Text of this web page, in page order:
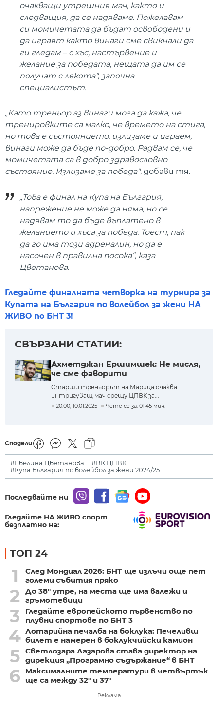
очакващи утрешния мач, както и
следващия, да се надяваме. Пожелавам
си момичетата да бъдат освободени и
да играят както винаги сме свикнали да
ги гледам – с хъс, настървение и
желание за победата, нещата да им се
получат с лекота", започна
специалистът.
„Като треньор аз винаги мога да кажа, че
тренировките са малко, че времето на стига,
но това е състоянието, излизаме и играем,
винаги може да бъде по-добро. Радвам се, че
момичетата са в добро здравословно
състояние. Излизаме за победа", добави тя.
„Това е финал на Купа на България,
напрежение не може да няма, но се
надявам то да бъде въплатено в
желанието и хъса за победа. Тоест, пак
да го има този адреналин, но да е
насочен в правилна посока“, каза
Цветанова.
Гледайте финалната четворка на турнира за
Купата на България по волейбол за жени НА
ЖИВО по БНТ 3!
СВЪРЗАНИ СТАТИИ:
Ахметджан Ершимшек: Не мисля,
че сме фаворити
Старши треньорът на Марица очаква
интригуващ мач срещу ЦПВК за...
20:00, 10.01.2025 Чете се за: 01:45 мин.
Сподели
#Евелина Цветанова
#ВК ЦПВК
#Купа България по волейбол за жени 2024/25
Последвайте ни
Гледайте НА ЖИВО спорт
безплатно на:
ТОП 24
1
След Мондиал 2026: БНТ ще излъчи още пет
големи събития пряко
2
До 38° утре, на места ще има валежи и
гръмотевици
3
Гледайте европейското първенство по
плувни спортове по БНТ 3
4 Лотарийна печалба на боклука: Печеливш
билет е намерен в боклукчийски камион
5 Светлозара Лазарова става директор на
дирекция „Програмно съдържание“ в БНТ
6
Максималните температури в четвъртък
ще са между 32° и 37°
Реклама